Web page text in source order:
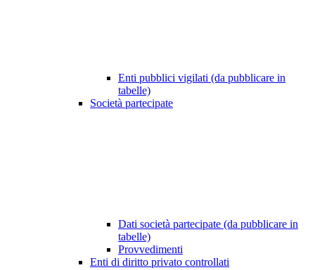
Enti pubblici vigilati (da pubblicare in
tabelle)
Società partecipate
Dati società partecipate (da pubblicare in
tabelle)
Provvedimenti
Enti di diritto privato controllati